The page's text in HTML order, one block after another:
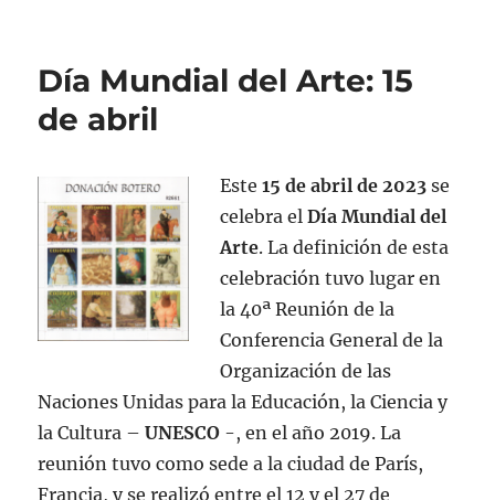
Día Mundial del Arte: 15
de abril
Este15 de abril de 2023 se
celebra elDía Mundial del
Arte. La definición de esta
celebración tuvo lugar en
la 40ª Reunión de la
Conferencia General de la
Organización de las
Naciones Unidas para la Educación, la Ciencia y
la Cultura –UNESCO -, en el año 2019. La
reunión tuvo como sede a la ciudad de París,
Francia, y se realizó entre el 12 y el 27 de